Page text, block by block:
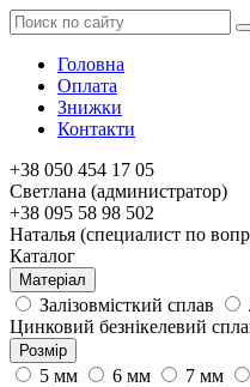
Головна
Оплата
Знижки
Контакти
+38 050 454 17 05
Светлана (администратор)
+38 095 58 98 502
Наталья (специалист по
Каталог
Матеріал
Залізовмісткий сплав
Цинковий безнікелевий
Розмір
5 мм 6 мм 7 мм